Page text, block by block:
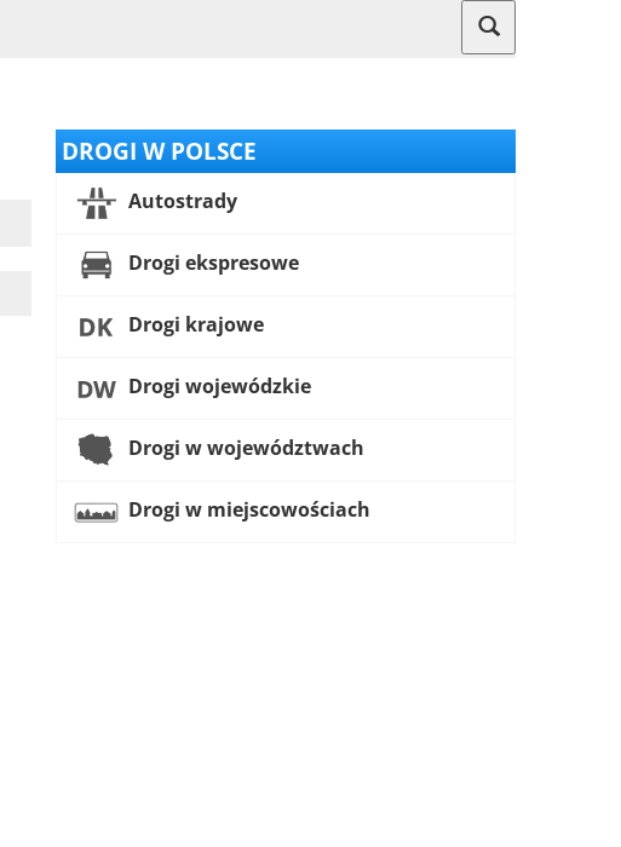
DROGI W POLSCE
Autostrady
Drogi ekspresowe
Drogi krajowe
Drogi wojewódzkie
Drogi w województwach
Drogi w miejscowościach